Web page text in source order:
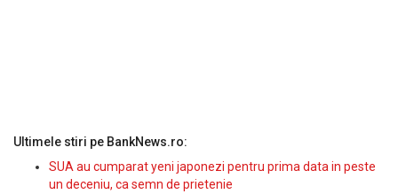
Ultimele stiri pe BankNews.ro:
SUA au cumparat yeni japonezi pentru prima data in peste
un deceniu, ca semn de prietenie